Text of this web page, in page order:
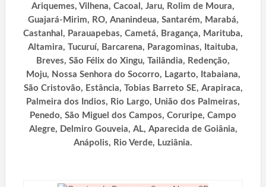
Ariquemes, Vilhena, Cacoal, Jaru, Rolim de Moura,
Guajará-Mirim, RO, Ananindeua, Santarém, Marabá,
Castanhal, Parauapebas, Cametá, Bragança, Marituba,
Altamira, Tucuruí, Barcarena, Paragominas, Itaituba,
Breves, São Félix do Xingu, Tailândia, Redenção,
Moju, Nossa Senhora do Socorro, Lagarto, Itabaiana,
São Cristovão, Estância, Tobias Barreto SE, Arapiraca,
Palmeira dos Indios, Rio Largo, União dos Palmeiras,
Penedo, São Miguel dos Campos, Coruripe, Campo
Alegre, Delmiro Gouveia, AL, Aparecida de Goiânia,
Anápolis, Rio Verde, Luziânia.